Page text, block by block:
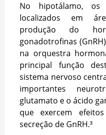
No hipotálamo, os
localizados em
produção do
gonadotrofinas
na orquestra
principal função
sistema nervoso
importantes
glutamato e o ácido
que exercem
secreção de GnRH.³